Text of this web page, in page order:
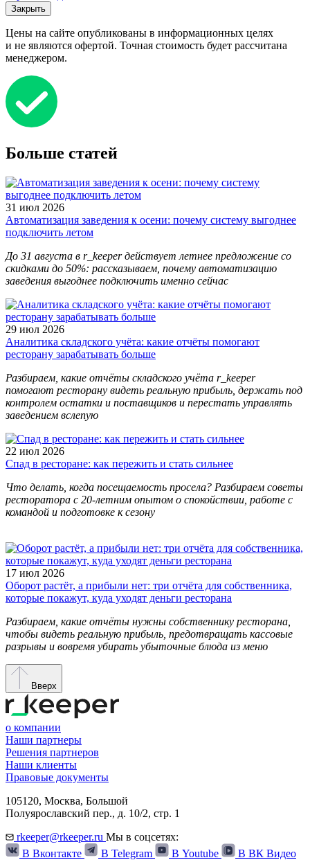
Закрыть
Цены на сайте опубликованы в информационных целях
и не являются офертой. Точная стоимость будет рассчитана
менеджером.
Больше статей
31 июл 2026
Автоматизация заведения к осени: почему систему выгоднее
подключить летом
До 31 августа в r_keeper действует летнее предложение со
скидками до 50%: рассказываем, почему автоматизацию
заведения выгоднее подключить именно сейчас
29 июл 2026
Аналитика складского учёта: какие отчёты помогают
ресторану зарабатывать больше
Разбираем, какие отчёты складского учёта r_keeper
помогают ресторану видеть реальную прибыль, держать под
контролем остатки и поставщиков и перестать управлять
заведением вслепую
22 июл 2026
Спад в ресторане: как пережить и стать сильнее
Что делать, когда посещаемость просела? Разбираем советы
ресторатора с 20-летним опытом о спокойствии, работе с
командой и подготовке к сезону
17 июл 2026
Оборот растёт, а прибыли нет: три отчёта для собственника,
которые покажут, куда уходят деньги ресторана
Разбираем, какие отчёты нужны собственнику ресторана,
чтобы видеть реальную прибыль, предотвращать кассовые
разрывы и вовремя убирать убыточные блюда из меню
Вверх
о компании
Наши партнеры
Решения партнеров
Наши клиенты
Правовые документы
105120, Москва, Большой
Полуярославский пер., д. 10/2, стр. 1
rkeeper@rkeeper.ru Мы в соцсетях:
В Вконтакте
В Telegram В Youtube
В ВК Видео